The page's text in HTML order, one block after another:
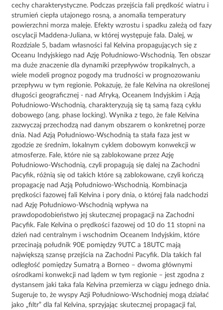
cechy charakterystyczne. Podczas przejścia fali prędkość wiatru i
strumień ciepła utajonego rosną, a anomalia temperatury
powierzchni morza maleje. Efekty wzrostu i spadku zależą od fazy
oscylacji Maddena-Juliana, w której występuje fala. Dalej, w
Rozdziale 5, badam własności fal Kelvina propagujących się z
Oceanu Indyjskiego nad Azję Południowo-Wschodnią. Ten obszar
ma duże znaczenie dla dynamiki przepływów tropikalnych, a
wiele modeli prognoz pogody ma trudności w prognozowaniu
przepływu w tym regionie. Pokazuję, że fale Kelvina na określonej
długości geograficznej - nad Afryką, Oceanem Indyjskim i Azją
Południowo-Wschodnią, charakteryzują się tą samą fazą cyklu
dobowego (ang. phase locking). Wynika z tego, że fale Kelvina
zazwyczaj przechodzą nad danym obszarem o konkretnej porze
dnia. Nad Azją Południowo-Wschodnią ta stała faza jest w
zgodzie ze średnim, lokalnym cyklem dobowym konwekcji w
atmosferze. Fale, które nie są zablokowane przez Azję
Południowo-Wschodnią, czyli propagują się dalej na Zachodni
Pacyfik, różnią się od takich które są zablokowane, czyli kończą
propagację nad Azją Południowo-Wschodnią. Kombinacja
prędkości fazowej fali Kelvina i pory dnia, o której fala nadchodzi
nad Azję Południowo-Wschodnią wpływa na
prawdopodobieństwo jej skutecznej propagacji na Zachodni
Pacyfik. Fale Kelvina o prędkości fazowej od 10 do 11 stopni na
dzień nad centralnym i wschodnim Oceanem Indyjskim, które
przecinają południk 90E pomiędzy 9UTC a 18UTC mają
największą szansę przejścia na Zachodni Pacyfik. Dla takich fal
odległość pomiędzy Sumatrą a Borneo – dwoma głównymi
ośrodkami konwekcji nad lądem w tym regionie – jest zgodna z
dystansem jaki taka fala Kelvina przemierza w ciągu jednego dnia.
Sugeruje to, że wyspy Azji Południowo-Wschodniej mogą działać
jako „filtr” dla fal Kelvina, sprzyjając skutecznej propagacji fal,